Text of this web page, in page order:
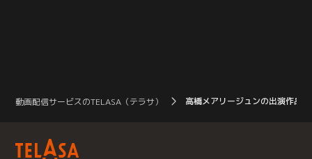
動画配信サービスのTELASA（テラサ） 高橋メアリージュンの出演作品